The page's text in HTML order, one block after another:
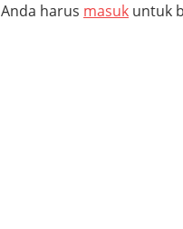
Anda harus masuk untuk